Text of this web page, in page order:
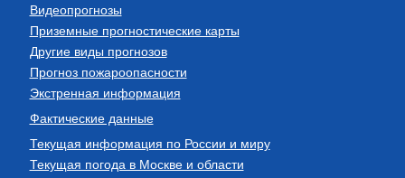
Видеопрогнозы
Приземные прогностические карты
Другие виды прогнозов
Прогноз пожароопасности
Экстренная информация
Фактические данные
Текущая информация по России и миру
Текущая погода в Москве и области